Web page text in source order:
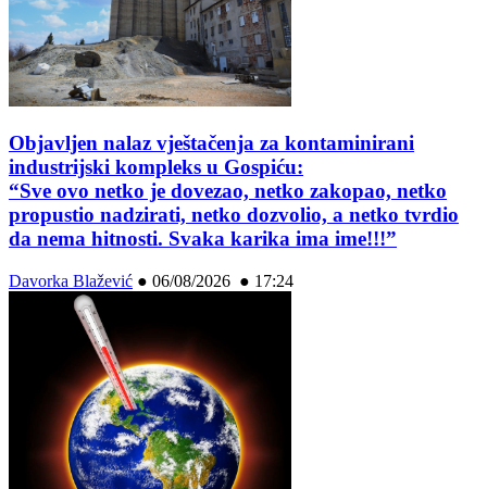
Objavljen nalaz vještačenja za kontaminirani
industrijski kompleks u Gospiću:
“Sve ovo netko je dovezao, netko zakopao, netko
propustio nadzirati, netko dozvolio, a netko tvrdio
da nema hitnosti. Svaka karika ima ime!!!”
Davorka Blažević ● 06/08/2026 ● 17:24